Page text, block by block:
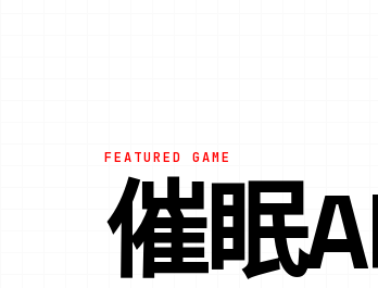
FEATURED GAME
催眠